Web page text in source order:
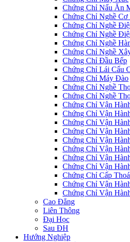
Chứng Chỉ Nấu Ăn
Chứng Chỉ Nghề
Chứng Chỉ Nghề
Chứng Chỉ Nghề
Chứng Chỉ Nghề
Chứng Chỉ Nghề
Chứng Chỉ Đầu Bếp
Chứng Chỉ Lái Cẩu
Chứng Chỉ Máy Đào
Chứng Chỉ Nghề
Chứng Chỉ Nghề
Chứng Chỉ Vận
Chứng Chỉ Vận
Chứng Chỉ Vận
Chứng Chỉ Vận
Chứng Chỉ Vận
Chứng Chỉ Vận
Chứng Chỉ Vận
Chứng Chỉ Vận
Chứng Chỉ Cấp
Chứng Chỉ Vận
Chứng Chỉ Vận
Cao Đẳng
Liên Thông
Đại Học
Sau ĐH
Hướng Nghiệp